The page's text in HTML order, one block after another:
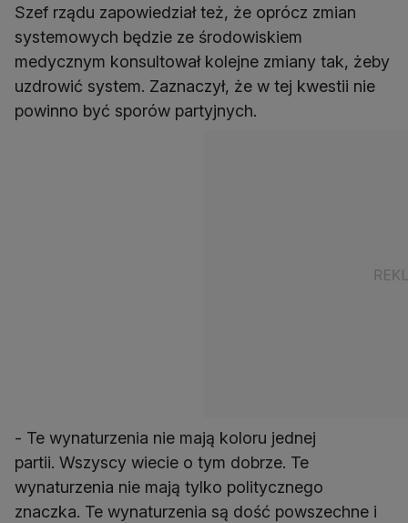
Szef rządu zapowiedział też, że oprócz zmian
systemowych będzie ze środowiskiem
medycznym konsultował kolejne zmiany tak, żeby
uzdrowić system. Zaznaczył, że w tej kwestii nie
powinno być sporów partyjnych.
- Te wynaturzenia nie mają koloru jednej
partii. Wszyscy wiecie o tym dobrze. Te
wynaturzenia nie mają tylko politycznego
znaczka. Te wynaturzenia są dość powszechne i